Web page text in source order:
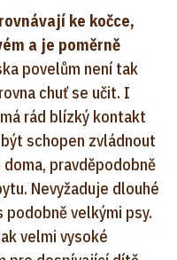
ke kočce,
a je poměrně
povelům není tak
chuť se učit. I
rád blízký kontakt
schopen zvládnout
pravděpodobně
Nevyžaduje dlouhé
podobně velkými psy.
velmi vysoké